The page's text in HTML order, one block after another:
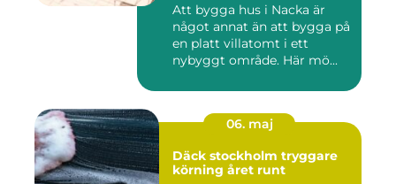
Att bygga hus i Nacka är
något annat än att bygga på
en platt villatomt i ett
nybyggt område. Här mö...
06. maj
Däck stockholm tryggare
körning året runt